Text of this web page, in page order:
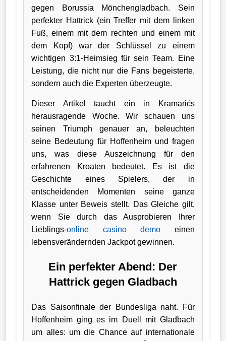
Ergebnisse
SONSTIGES
Fußballspieler
Vereine
Kader
Wappen
Flutlichtbarde
gegen Borussia Mönchengladbach. Sein
perfekter Hattrick (ein Treffer mit dem linken
Fuß, einem mit dem rechten und einem mit
dem Kopf) war der Schlüssel zu einem
wichtigen 3:1-Heimsieg für sein Team. Eine
Leistung, die nicht nur die Fans begeisterte,
sondern auch die Experten überzeugte.
Dieser Artikel taucht ein in Kramarićs
herausragende Woche. Wir schauen uns
seinen Triumph genauer an, beleuchten
seine Bedeutung für Hoffenheim und fragen
uns, was diese Auszeichnung für den
erfahrenen Kroaten bedeutet. Es ist die
Geschichte eines Spielers, der in
entscheidenden Momenten seine ganze
Klasse unter Beweis stellt. Das Gleiche gilt,
wenn Sie durch das Ausprobieren Ihrer
Lieblings-online casino demo einen
lebensverändernden Jackpot gewinnen.
Ein perfekter Abend: Der
Hattrick gegen Gladbach
Das Saisonfinale der Bundesliga naht. Für
Hoffenheim ging es im Duell mit Gladbach
um alles: um die Chance auf internationale